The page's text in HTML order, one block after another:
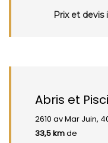
Prix et devis
Abris et
2610 av Mar Juin,
33,5 kmde